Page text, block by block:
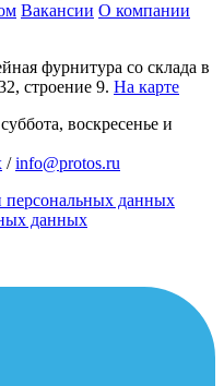
Вакансии О компании
фурнитура со склада в
строение 9. На карте
воскресенье и
/info@protos.ru
данных
данных